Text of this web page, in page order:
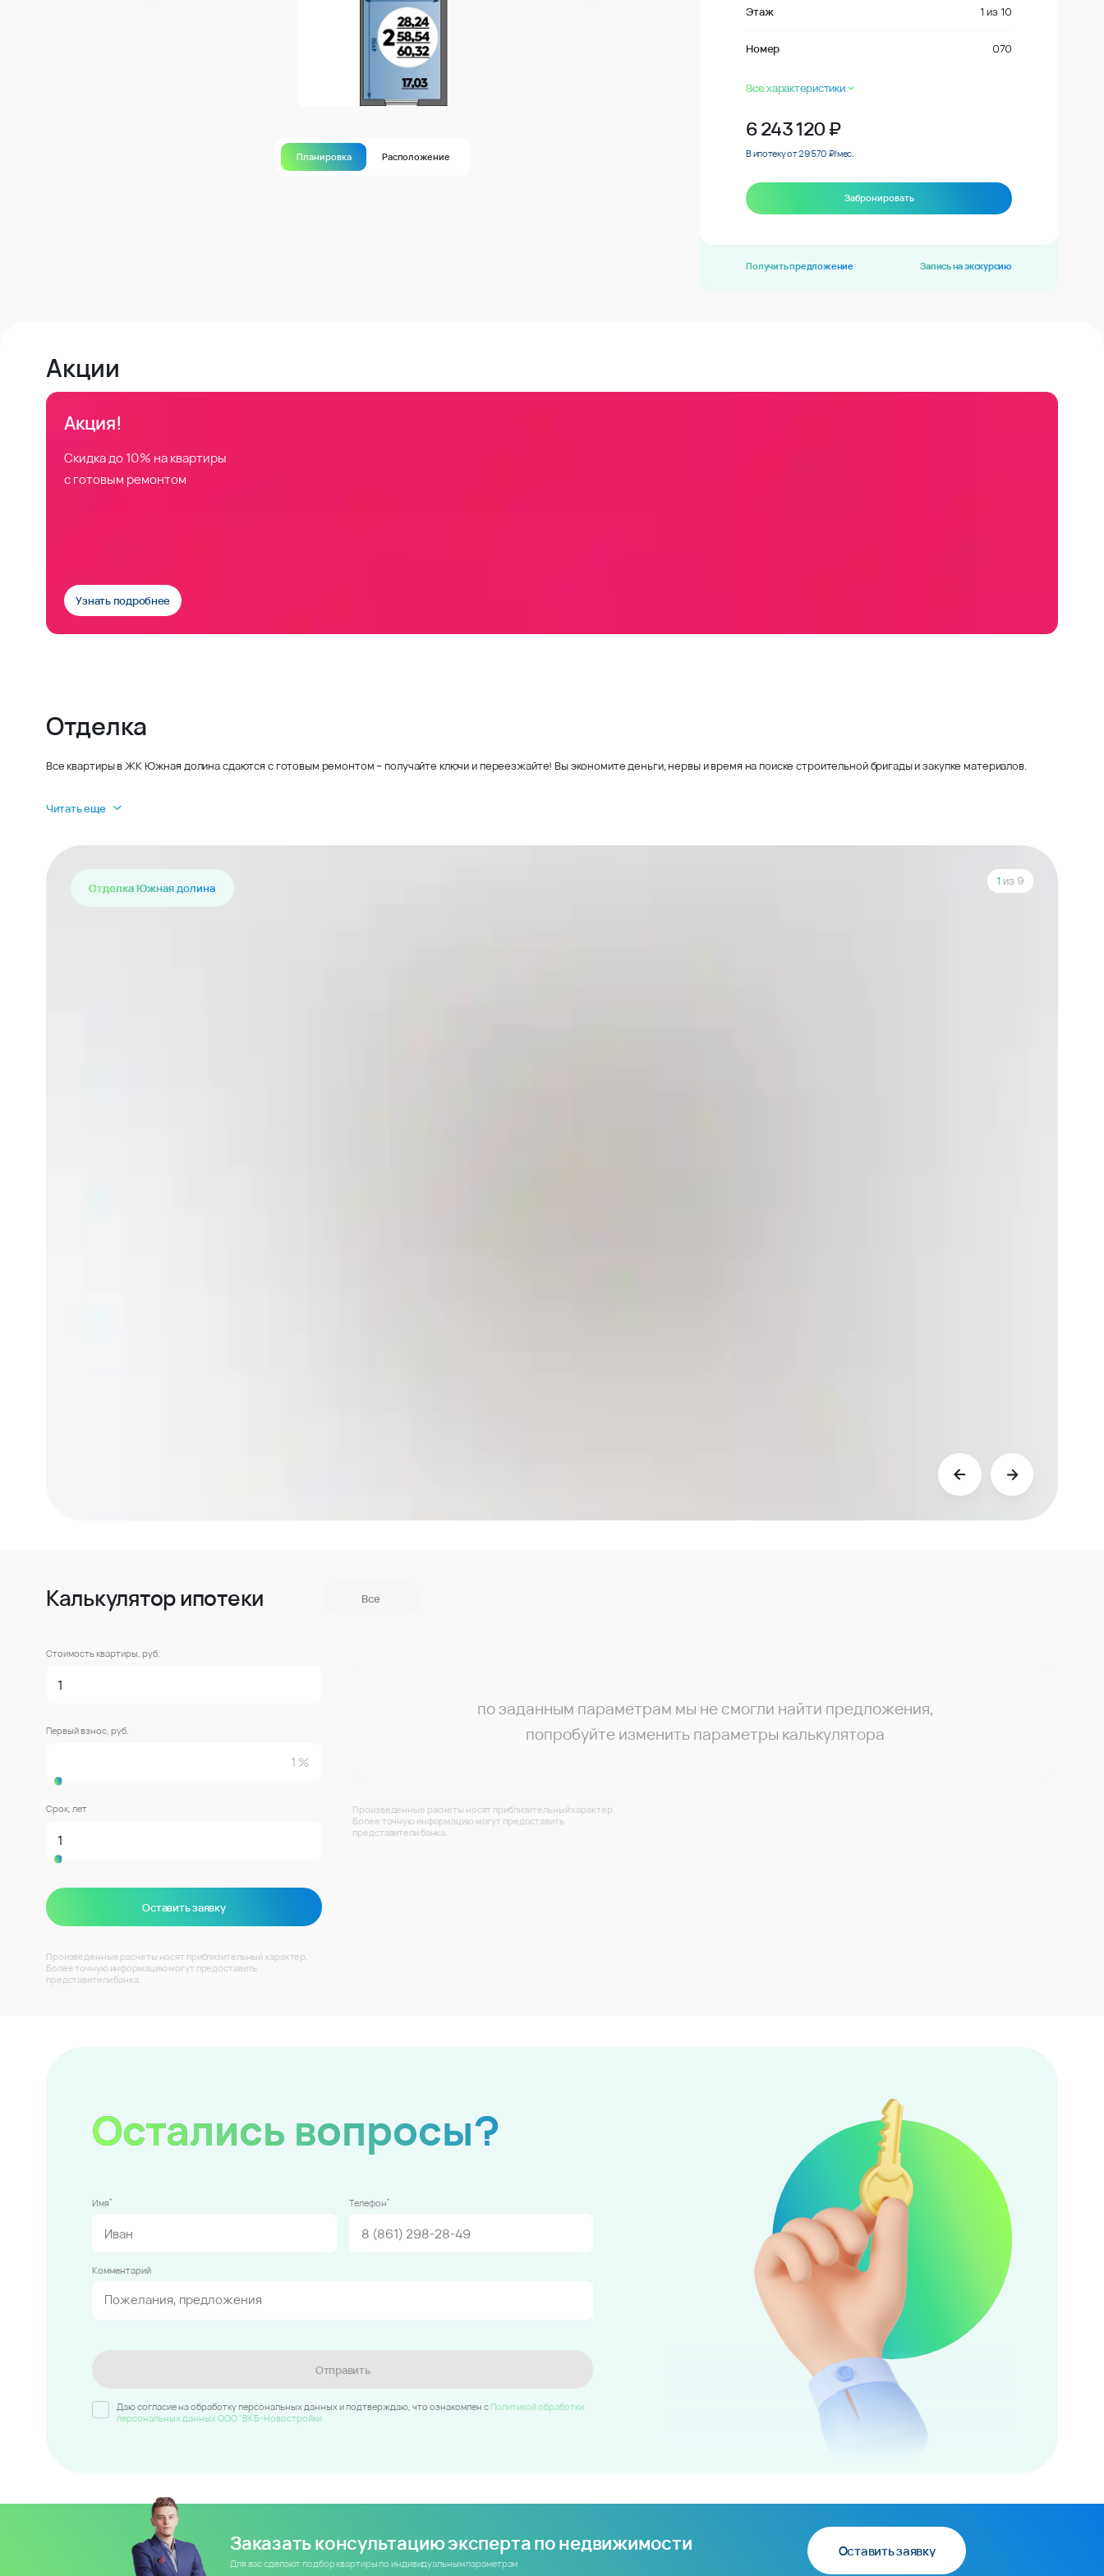
Планировка Расположение
Этаж 1 из 10
Номер 070
Все характеристики
6 243 120₽
В ипотеку от 29 570 ₽/мес.
Забронировать
Получить предложение Запись на экскурсию
Акции
Акция!
Скидка до 10% на квартиры
с готовым ремонтом
Узнать подробнее
Отделка
Все квартиры в ЖК Южная долина сдаются с готовым ремонтом – получайте ключи и переезжайте! Вы экономите деньги, нервы и время на поиске строительной бригады и закупке материалов.
Читать еще
Отделка Южная долина
1 из 9
Калькулятор ипотеки Все
Стоимость квартиры, руб.
Первый взнос, руб.
Срок, лет
Оставить заявку
Произведенные расчеты носят приблизительный характер.
Более точную информацию могут предоставить
представители банка.
по заданным параметрам мы не смогли найти предложения,
попробуйте изменить параметры калькулятора
Произведенные расчеты носят приблизительный характер.
Более точную информацию могут предоставить
представители банка.
Остались вопросы?
Имя* Телефон*
Комментарий
Отправить
Даю согласие на обработку персональных данных и подтверждаю, что ознакомлен c Политикой обработки
персональных данных ООО "ВКБ-Новостройки
Заказать консультацию эксперта по недвижимости
Для вас сделают подбор квартиры по индивидуальным параметрам
Оставить заявку